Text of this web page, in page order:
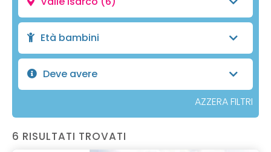
Età bambini
Deve avere
AZZERA FILTRI
6 RISULTATI TROVATI